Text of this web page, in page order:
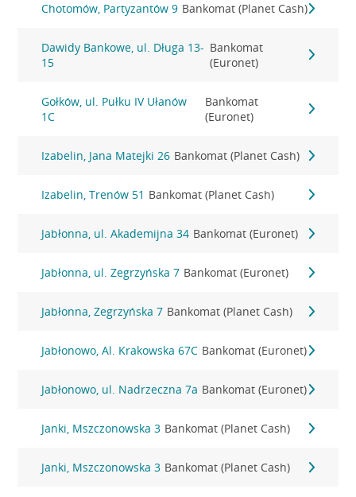
Chotomów, Partyzantów 9 Bankomat (Planet Cash)
Dawidy Bankowe, ul. Długa 13-
15
Bankomat
(Euronet)
Gołków, ul. Pułku IV Ułanów
1C
Bankomat
(Euronet)
Izabelin, Jana Matejki 26 Bankomat (Planet Cash)
Izabelin, Trenów 51 Bankomat (Planet Cash)
Jabłonna, ul. Akademijna 34 Bankomat (Euronet)
Jabłonna, ul. Zegrzyńska 7 Bankomat (Euronet)
Jabłonna, Zegrzyńska 7 Bankomat (Planet Cash)
Jabłonowo, Al. Krakowska 67C Bankomat (Euronet)
Jabłonowo, ul. Nadrzeczna 7a Bankomat (Euronet)
Janki, Mszczonowska 3 Bankomat (Planet Cash)
Janki, Mszczonowska 3 Bankomat (Planet Cash)